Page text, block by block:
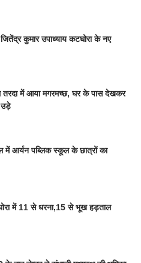
कुमार उपाध्याय कटघोरा के नए
तरदा में आया मगरमच्छ, घर के पास देखकर
उड़े
में आर्यन पब्लिक स्कूल के छात्रों का
में 11 से धरना,15 से भूख हड़ताल